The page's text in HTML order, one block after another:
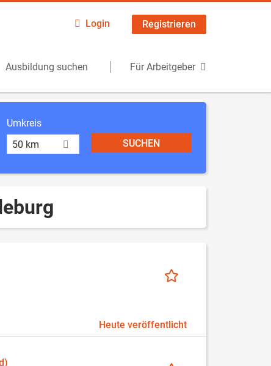
Login Registrieren
Ausbildung suchen Für Arbeitgeber
Umkreis
50 km
Heute veröffentlicht